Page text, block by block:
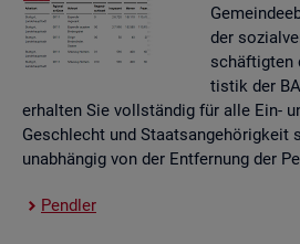
der
schäf­tig­ten
tis­tik der
er­hal­ten Sie voll­stän­dig für alle Ein-
Ge­schlecht und Staats­an­ge­hö­rig­keit
un­ab­hän­gig von der Ent­fer­nung der
Pend­ler